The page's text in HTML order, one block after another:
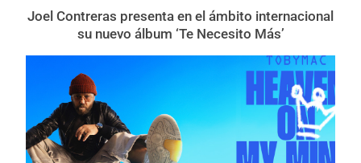
Joel Contreras presenta en el ámbito internacional
su nuevo álbum ‘Te Necesito Más’